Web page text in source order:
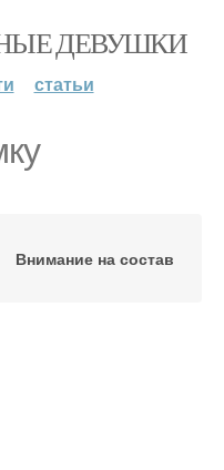
ДЕВУШКИ
статьи
Внимание на состав